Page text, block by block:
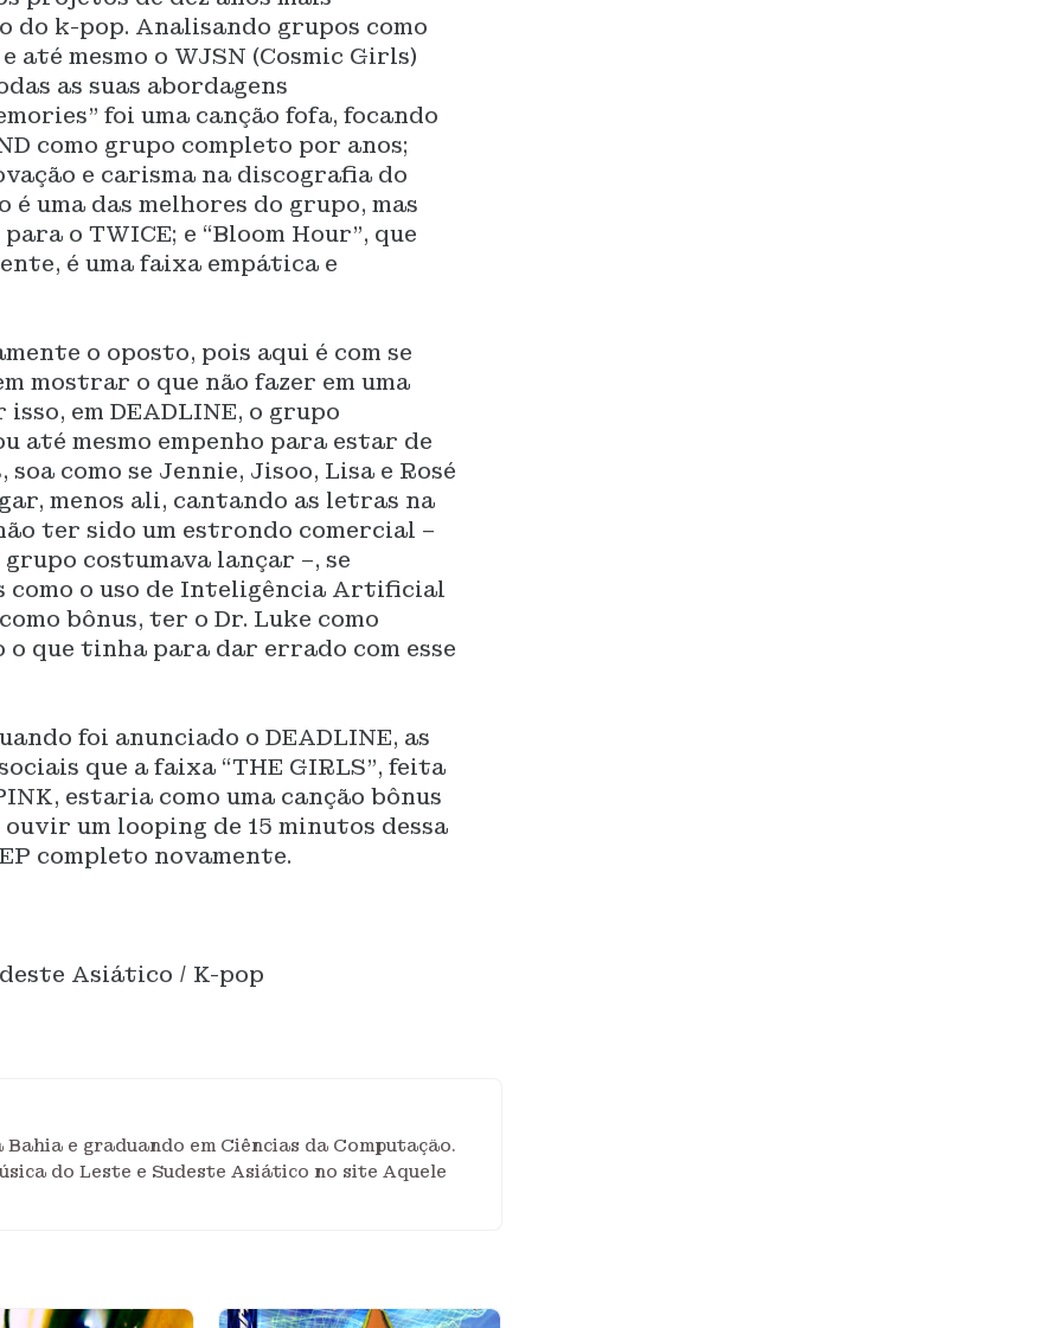
do k-pop. Analisando grupos como
e até mesmo o WJSN (Cosmic Girls)
as suas abordagens
foi uma canção fofa, focando
como grupo completo por anos;
e carisma na discografia do
é uma das melhores do grupo, mas
o TWICE; e “Bloom Hour”, que
é uma faixa empática e
o oposto, pois aqui é com se
mostrar o que não fazer em uma
em DEADLINE, o grupo
até mesmo empenho para estar de
como se Jennie, Jisoo, Lisa e Rosé
menos ali, cantando as letras na
ter sido um estrondo comercial –
costumava lançar –, se
como o uso de Inteligência Artificial
bônus, ter o Dr. Luke como
que tinha para dar errado com esse
foi anunciado o DEADLINE, as
que a faixa “THE GIRLS”, feita
estaria como uma canção bônus
um looping de 15 minutos dessa
completo novamente.
Asiático / K-pop
e graduando em Ciências da Computação.
do Leste e Sudeste Asiático no site Aquele